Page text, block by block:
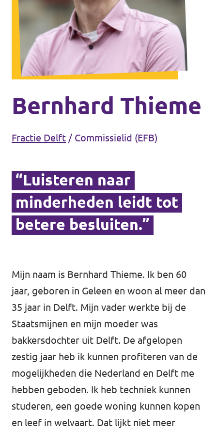
Communities
Delft
Den Haag
Leiden
Leidschendam-Voorburg
Wassenaar
Lansingerland
Afdelingsbesturen
Bestuur Rotterdam Zuid-Holland Zuid
Vacatures
Vacatures Volt Zuid-Holland Zuid
Agenda
Bernhard Thieme
Fractie Delft / Commissielid (EFB)
“Luisteren naar
minderheden leidt tot
betere besluiten.”
Mijn naam is Bernhard Thieme. Ik ben 60
jaar, geboren in Geleen en woon al meer dan
35 jaar in Delft. Mijn vader werkte bij de
Staatsmijnen en mijn moeder was
bakkersdochter uit Delft. De afgelopen
zestig jaar heb ik kunnen profiteren van de
mogelijkheden die Nederland en Delft me
hebben geboden. Ik heb techniek kunnen
studeren, een goede woning kunnen kopen
en leef in welvaart. Dat lijkt niet meer